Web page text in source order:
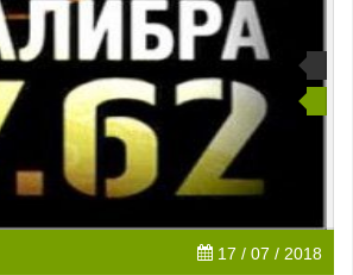
17 / 07 / 2018